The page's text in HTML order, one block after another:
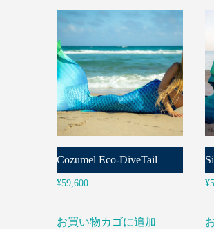
Cozumel Eco-DiveTail
¥59,600
お買い物カゴに追加
¥